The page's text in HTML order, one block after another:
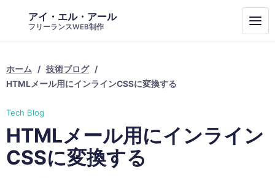
アイ・エル・アール
フリーランスWEB制作
ホーム
技術ブログ
HTMLメール用にインラインCSSに変換する
Tech Blog
HTMLメール用にインライン
CSSに変換する